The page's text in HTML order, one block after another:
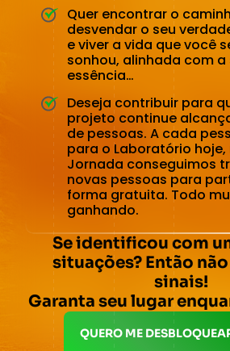
Quer encontrar o
desvendar o seu
e viver a vida que você
sonhou, alinhada com a
essência…
Deseja contribuir para
projeto continue
de pessoas. A cada
para o Laboratório
Jornada conseguimos
novas pessoas para
forma gratuita. Todo
ganhando.
Se identificou com
situações? Então
sinais!
Garanta seu lugar
QUERO ME